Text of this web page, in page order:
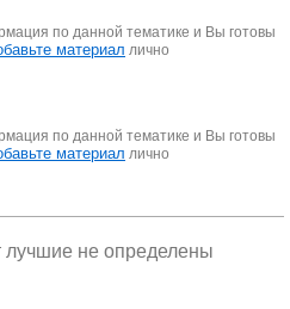
по данной тематике и Вы готовы
материал лично
по данной тематике и Вы готовы
материал лично
не определены